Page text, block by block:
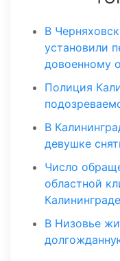
В
установили
довоенному
Полиция
В
девушке
Число
областной
В Низовье